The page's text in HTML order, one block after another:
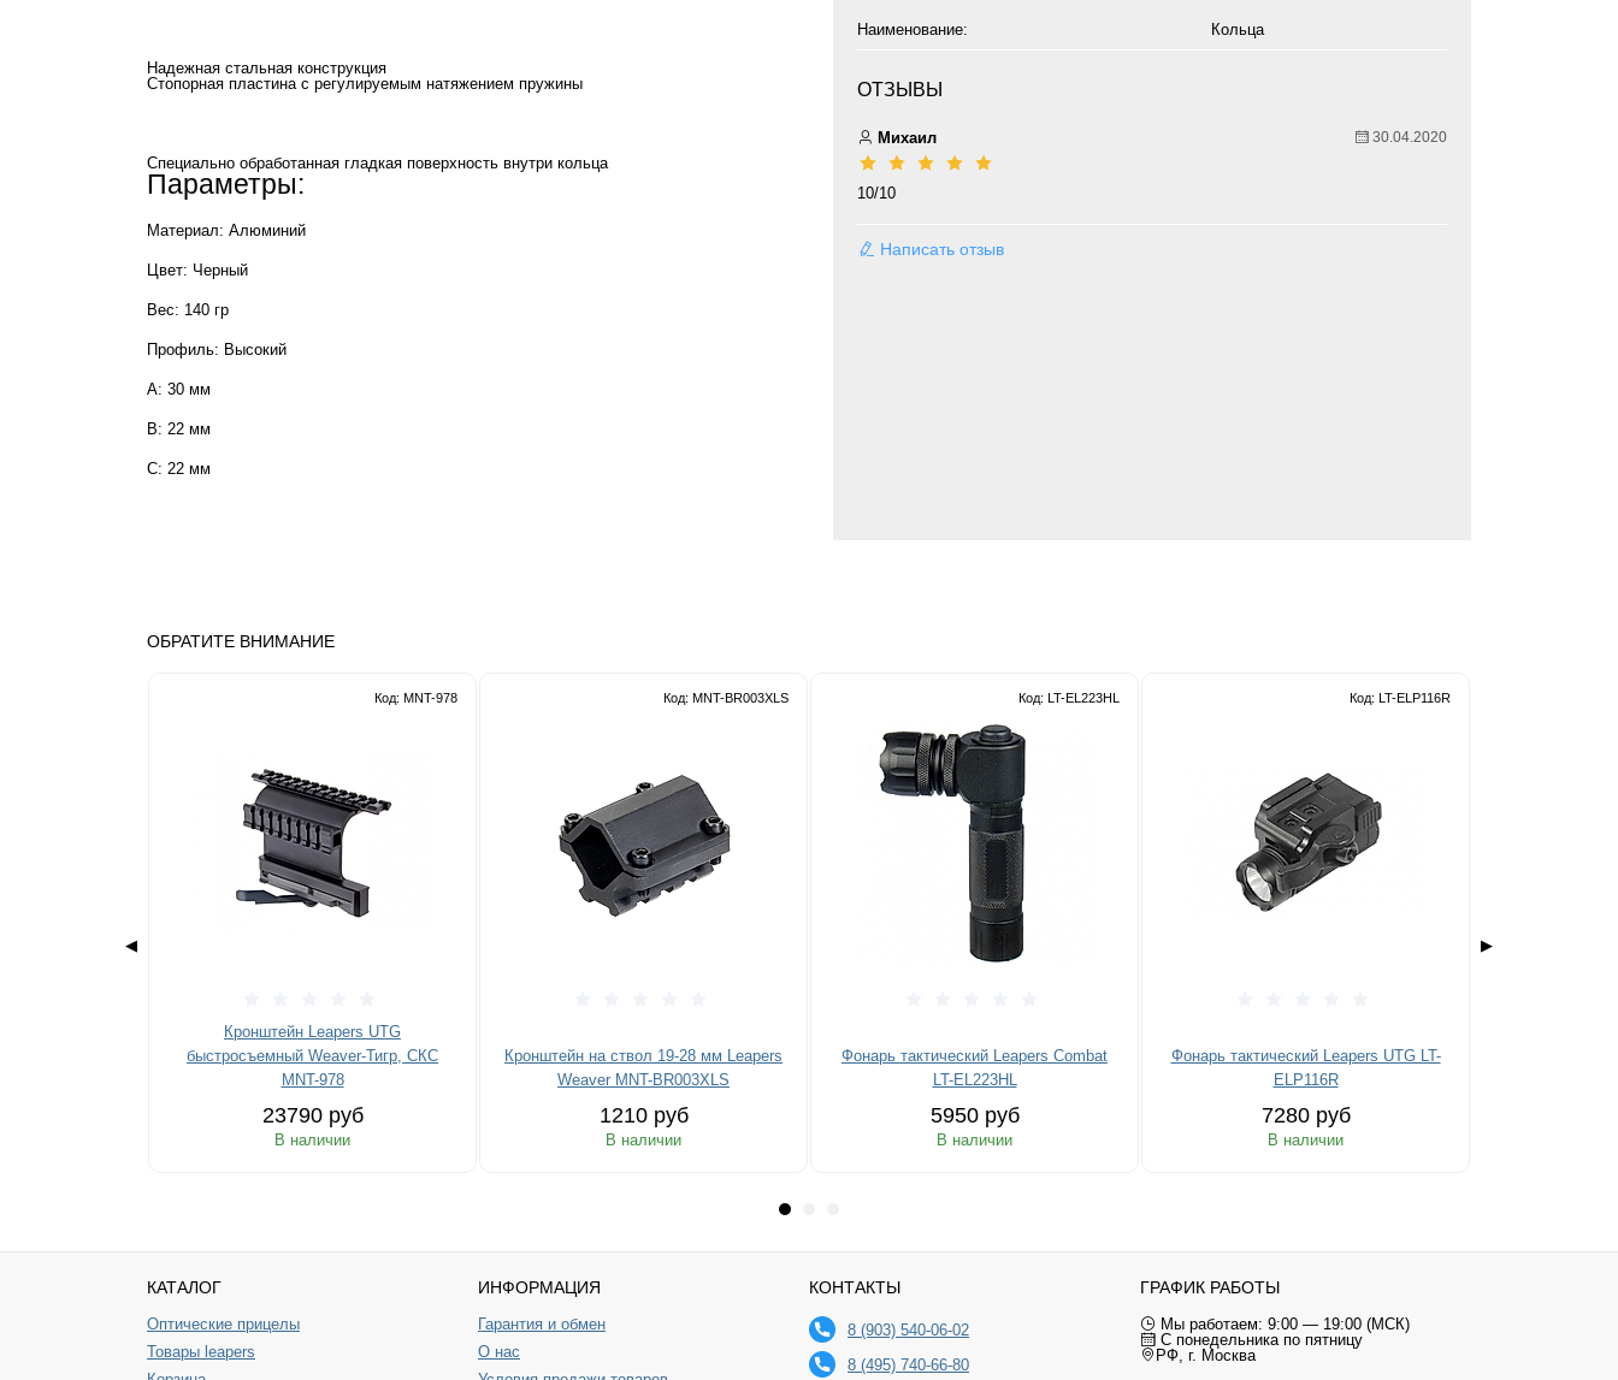
Надежная стальная конструкция
Cтопорная пластина с регулируемым натяжением пружины
Специально обработанная гладкая поверхность внутри кольца
Параметры:
Материал: Алюминий
Цвет: Черный
Вес: 140 гр
Профиль: Высокий
A: 30 мм
B: 22 мм
C: 22 мм
Наименование: Кольца
ОТЗЫВЫ
Михаил 30.04.2020
10/10
Написать отзыв
ОБРАТИТЕ ВНИМАНИЕ
Код: MNT-978
Кронштейн Leapers UTG
быстросъемный Weaver-Тигр, СКС
MNT-978
23790 руб
В наличии
Код: MNT-BR003XLS
Кронштейн на ствол 19-28 мм Leapers
Weaver MNT-BR003XLS
1210 руб
В наличии
Код: LT-EL223HL
Фонарь тактический Leapers Combat
LT-EL223HL
5950 руб
В наличии
Код: LT-ELP116R
Фонарь тактический Leapers UTG LT-
ELP116R
7280 руб
В наличии
◀ ▶
КАТАЛОГ
Оптические прицелы
Товары leapers
ИНФОРМАЦИЯ
Гарантия и обмен
О нас
КОНТАКТЫ
8 (903) 540-06-02
8 (495) 740-66-80
ГРАФИК РАБОТЫ
Мы работаем: 9:00 — 19:00 (МСК)
С понедельника по пятницу
РФ, г. Москва